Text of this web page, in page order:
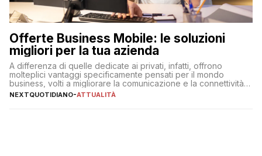
Offerte Business Mobile: le soluzioni
migliori per la tua azienda
A differenza di quelle dedicate ai privati, infatti, offrono
molteplici vantaggi specificamente pensati per il mondo
business, volti a migliorare la comunicazione e la connettività
degli utenti
NEXTQUOTIDIANO-ATTUALITÀ